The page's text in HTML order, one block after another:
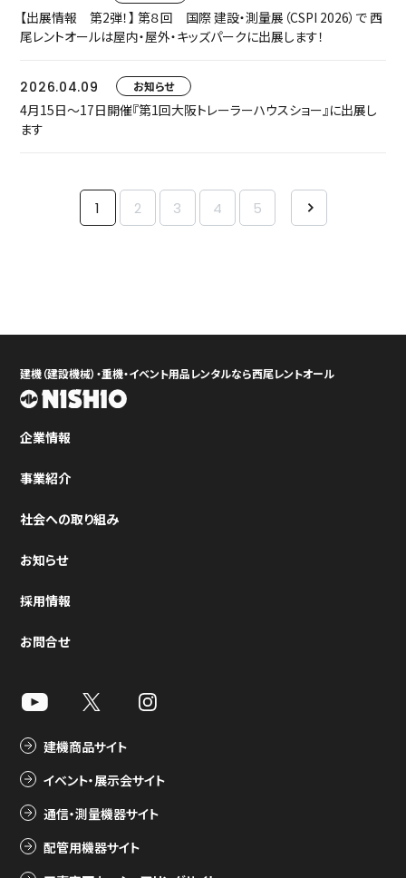
【出展情報 第2弾！】 第８回 国際 建設・測量展（CSPI 2026）で 西
尾レントオールは屋内・屋外・キッズパークに出展します！
2026.04.09 お知らせ
4月15日～17日開催『第1回大阪トレーラーハウスショー』に出展し
ます
1 2 3 4 5
建機（建設機械）・重機・イベント用品レンタルなら西尾レントオール
企業情報
事業紹介
社会への取り組み
お知らせ
採用情報
お問合せ
建機商品サイト
イベント・展示会サイト
通信・測量機器サイト
配管用機器サイト